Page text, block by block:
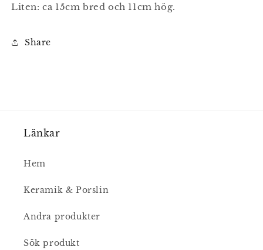
Liten: ca 15cm bred och 11cm hög.
Share
Länkar
Hem
Keramik & Porslin
Andra produkter
Sök produkt